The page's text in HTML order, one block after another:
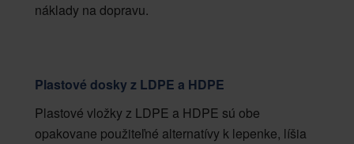
náklady na dopravu.
Plastové dosky z LDPE a HDPE
Plastové vložky z LDPE a HDPE sú obe
opakovane použiteľné alternatívy k lepenke, líšia